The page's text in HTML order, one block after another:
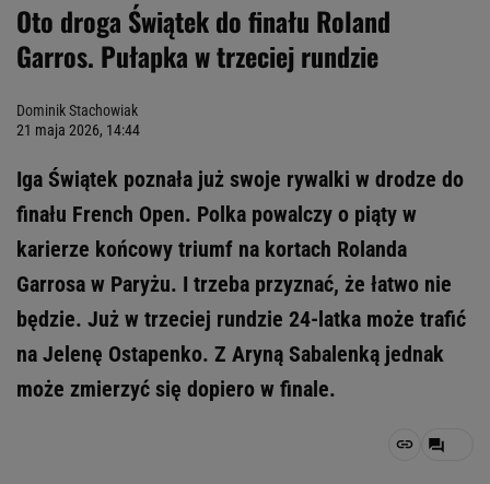
Oto droga Świątek do finału Roland
Garros. Pułapka w trzeciej rundzie
Dominik Stachowiak
21 maja 2026, 14:44
Iga Świątek poznała już swoje rywalki w drodze do
finału French Open. Polka powalczy o piąty w
karierze końcowy triumf na kortach Rolanda
Garrosa w Paryżu. I trzeba przyznać, że łatwo nie
będzie. Już w trzeciej rundzie 24-latka może trafić
na Jelenę Ostapenko. Z Aryną Sabalenką jednak
może zmierzyć się dopiero w finale.